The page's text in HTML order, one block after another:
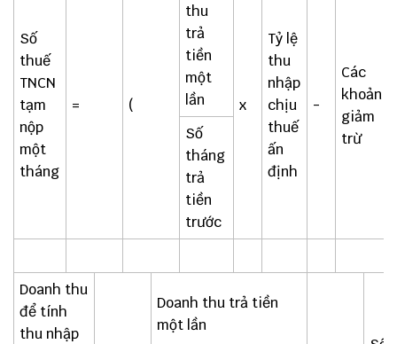
Số
thuế
TNCN
tạm
nộp
một
tháng
= (
thu
trả
tiền
một
lần
x
Tỷ lệ
thu
nhập
chịu
thuế
ấn
định
-
Các
khoản
giảm
trừ
Số
tháng
trả
tiền
trước
Doanh thu
để tính
thu nhập
Doanh thu trả tiền
một lần